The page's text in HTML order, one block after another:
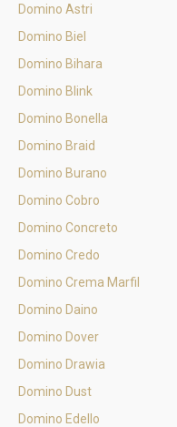
Domino Astri
Domino Biel
Domino Bihara
Domino Blink
Domino Bonella
Domino Braid
Domino Burano
Domino Cobro
Domino Concreto
Domino Credo
Domino Crema Marfil
Domino Daino
Domino Dover
Domino Drawia
Domino Dust
Domino Edello